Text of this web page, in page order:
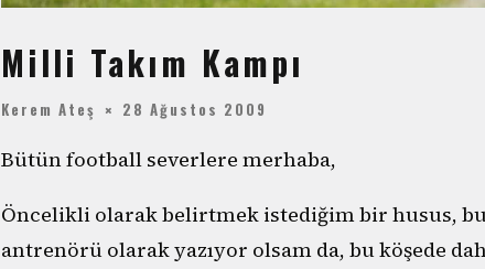
Milli Takım Kampı
Kerem Ateş 28 Ağustos 2009
Bütün football severlere merhaba,
Öncelikli olarak belirtmek istediğim bir husus, bu
antrenörü olarak yazıyor olsam da, bu köşede